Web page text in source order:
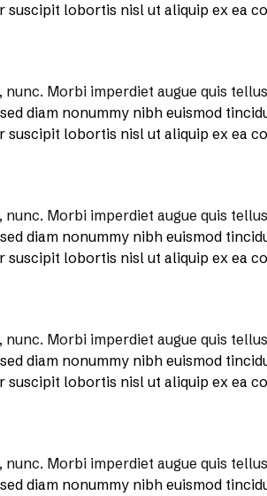
lobortis nisl ut aliquip ex ea
Morbi imperdiet augue quis
diam nonummy nibh euismod
lobortis nisl ut aliquip ex ea
Morbi imperdiet augue quis
diam nonummy nibh euismod
lobortis nisl ut aliquip ex ea
Morbi imperdiet augue quis
diam nonummy nibh euismod
lobortis nisl ut aliquip ex ea
Morbi imperdiet augue quis
diam nonummy nibh euismod